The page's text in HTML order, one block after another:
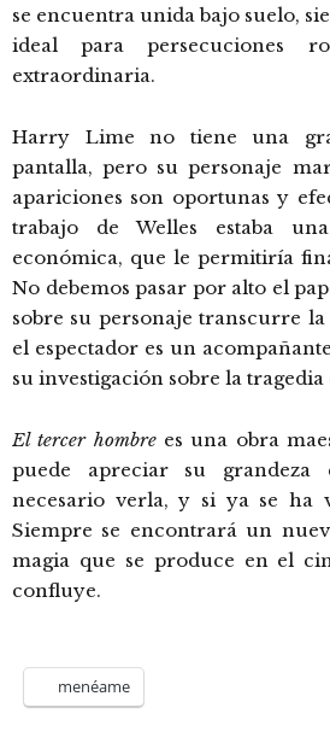
se encuentra unida bajo suelo,
ideal para persecuciones
extraordinaria.
Harry Lime no tiene una
pantalla, pero su personaje
apariciones son oportunas y
trabajo de Welles estaba
económica, que le permitiría
No debemos pasar por alto el
sobre su personaje transcurre
el espectador es un
su investigación sobre la
El tercer hombrees una obra
puede apreciar su
necesario verla, y si ya se ha
Siempre se encontrará un
magia que se produce en el
confluye.
menéame